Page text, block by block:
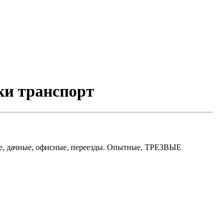
транспорт
дачные, офисные, переезды. Опытные, ТРЕЗВЫЕ